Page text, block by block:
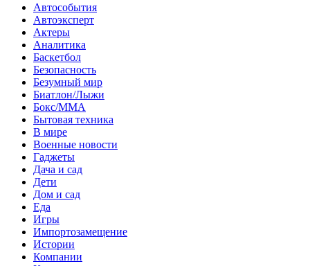
Автособытия
Автоэксперт
Актеры
Аналитика
Баскетбол
Безопасность
Безумный мир
Биатлон/Лыжи
Бокс/MMA
Бытовая техника
В мире
Военные новости
Гаджеты
Дача и сад
Дети
Дом и сад
Еда
Игры
Импортозамещение
Истории
Компании